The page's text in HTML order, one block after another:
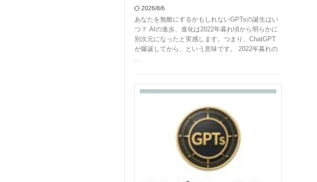
2026/8/6
あなたを無敵にするかもしれないGPTsの誕生はい
つ？ AIの進歩、進化は2022年暮れ頃から明らかに
別次元になったと実感します。つまり、ChatGPT
が爆誕してから、という意味です。 2022年暮れの
...